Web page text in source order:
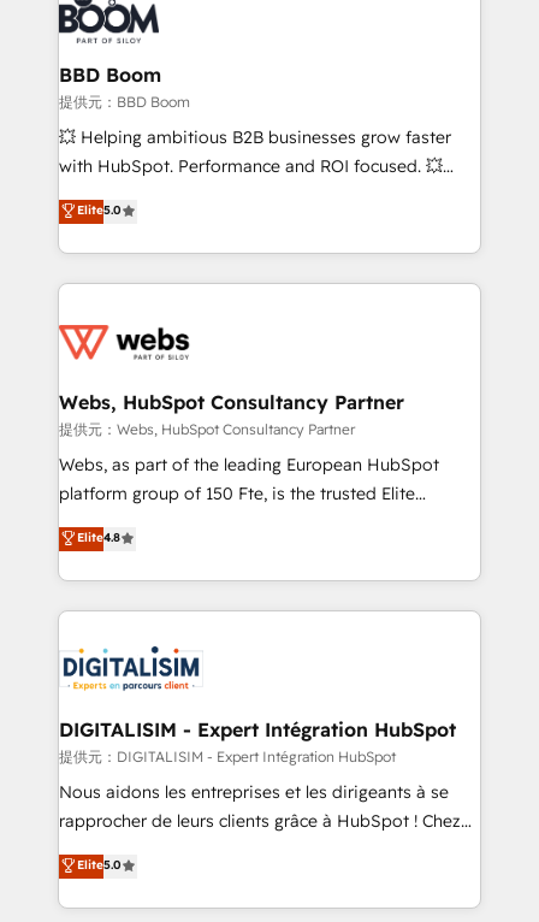
cumulées
Seamless CRM, CMS, and automation setup •
Complex platform migrations and data cleanups •
Custom APIs and third-party integrations 📈 End-to-
End Revenue Acceleration • Lifecycle marketing and
pipeline growth programs • Sales enablement tools
and CRM optimization • Retention strategies with
Execution • 750+ onboardings and 2,000+
implementations • Deep expertise across marketing,
BBD Boom
提供元：BBD Boom
💥 Helping ambitious B2B businesses grow faster
with HubSpot. Performance and ROI focused. 💥
BBD Boom is the HubSpot partner that can help you
to HubSpot Better. We work with your teams to
solve all your HubSpot challenges and improve user
adoption, sales process and marketing results.
the first time 🔧 Designing and optimising your
and build using HubSpot 🔌 Integrating HubSpot
with other systems 🎓 Training your teams to be
HubSpot pros 📊 Lead generation services using
HubSpot Why us? - SIX HubSpot Accreditations -
CRM, Solutions Architecture, Onboarding , Data
Migration, Custom Integration & Platform
team of 25+ experts Contact us today to help you
get more from your investment in HubSpot.
Elite5.0
Webs, HubSpot Consultancy Partner
提供元：Webs, HubSpot Consultancy Partner
Webs, as part of the leading European HubSpot
platform group of 150 Fte, is the trusted Elite
HubSpot CRM Partner offering you a roadmap on
maximizing EBITDA and achieving Commercial
Excellence. With our targeted processes, we
strengthen your digital transformation and minimize
Implementation partner, we provide expertise to
drive your business forward. Since 2015 we are fully
dedicated to HubSpot and with an experienced
team (50+), we work with reputable companies in
B2B sectors such as manufacturing, SaaS and
business services. We prepare a customized
impact of your digital transformation, including a
detailed financial rationale with a focus on ROI and
Elite4.8
DIGITALISIM - Expert Intégration HubSpot
提供元：DIGITALISIM - Expert Intégration HubSpot
Nous aidons les entreprises et les dirigeants à se
rapprocher de leurs clients grâce à HubSpot ! Chez
DIGITALISIM, nous avons l'intime conviction que la
réussite des entreprises passe par l’innovation web,
le marketing digital, et la relation client ! C'est
Elite5.0